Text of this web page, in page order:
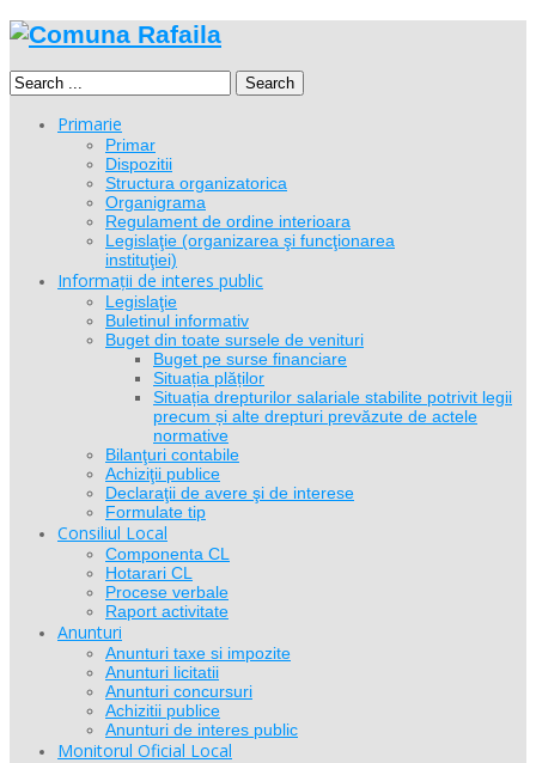
Search
Primarie
Primar
Dispozitii
Structura organizatorica
Organigrama
Regulament de ordine interioara
Legislaţie (organizarea şi funcţionarea
instituţiei)
Informații de interes public
Legislaţie
Buletinul informativ
Buget din toate sursele de venituri
Buget pe surse financiare
Situația plăților
Situația drepturilor salariale stabilite potrivit legii
precum și alte drepturi prevăzute de actele
normative
Bilanţuri contabile
Achiziţii publice
Declaraţii de avere şi de interese
Formulate tip
Consiliul Local
Componenta CL
Hotarari CL
Procese verbale
Raport activitate
Anunturi
Anunturi taxe si impozite
Anunturi licitatii
Anunturi concursuri
Achizitii publice
Anunturi de interes public
Monitorul Oficial Local